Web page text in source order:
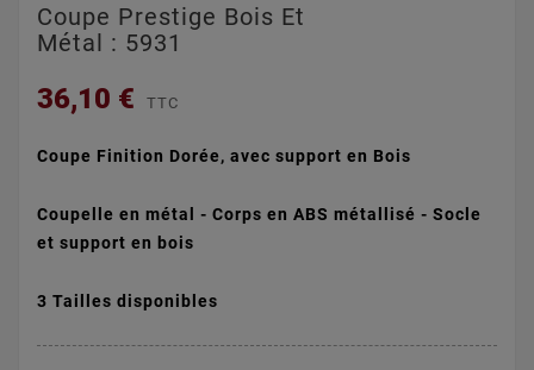
Coupe Prestige Bois Et
Métal : 5931
36,10 € TTC
Coupe Finition Dorée, avec support en Bois
Coupelle en métal - Corps en ABS métallisé - Socle
et support en bois
3 Tailles disponibles